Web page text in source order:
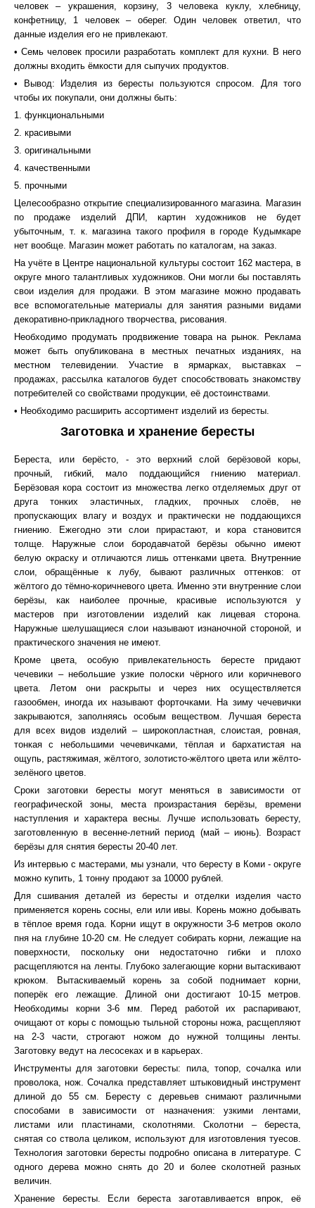
человек – украшения, корзину, 3 человека куклу, хлебницу,
конфетницу, 1 человек – оберег. Один человек ответил, что
данные изделия его не привлекают.
• Семь человек просили разработать комплект для кухни. В него
должны входить ёмкости для сыпучих продуктов.
• Вывод: Изделия из бересты пользуются спросом. Для того
чтобы их покупали, они должны быть:
1. функциональными
2. красивыми
3. оригинальными
4. качественными
5. прочными
Целесообразно открытие специализированного магазина. Магазин
по продаже изделий ДПИ, картин художников не будет
убыточным, т. к. магазина такого профиля в городе Кудымкаре
нет вообще. Магазин может работать по каталогам, на заказ.
На учёте в Центре национальной культуры состоит 162 мастера, в
округе много талантливых художников. Они могли бы поставлять
свои изделия для продажи. В этом магазине можно продавать
все вспомогательные материалы для занятия разными видами
декоративно-прикладного творчества, рисования.
Необходимо продумать продвижение товара на рынок. Реклама
может быть опубликована в местных печатных изданиях, на
местном телевидении. Участие в ярмарках, выставках –
продажах, рассылка каталогов будет способствовать знакомству
потребителей со свойствами продукции, её достоинствами.
• Необходимо расширить ассортимент изделий из бересты.
Заготовка и хранение бересты
Береста, или берёсто, - это верхний слой берёзовой коры,
прочный, гибкий, мало поддающийся гниению материал.
Берёзовая кора состоит из множества легко отделяемых друг от
друга тонких эластичных, гладких, прочных слоёв, не
пропускающих влагу и воздух и практически не поддающихся
гниению. Ежегодно эти слои прирастают, и кора становится
толще. Наружные слои бородавчатой берёзы обычно имеют
белую окраску и отличаются лишь оттенками цвета. Внутренние
слои, обращённые к лубу, бывают различных оттенков: от
жёлтого до тёмно-коричневого цвета. Именно эти внутренние слои
берёзы, как наиболее прочные, красивые используются у
мастеров при изготовлении изделий как лицевая сторона.
Наружные шелушащиеся слои называют изнаночной стороной, и
практического значения не имеют.
Кроме цвета, особую привлекательность бересте придают
чечевики – небольшие узкие полоски чёрного или коричневого
цвета. Летом они раскрыты и через них осуществляется
газообмен, иногда их называют форточками. На зиму чечевички
закрываются, заполняясь особым веществом. Лучшая береста
для всех видов изделий – широкопластная, слоистая, ровная,
тонкая с небольшими чечевичками, тёплая и бархатистая на
ощупь, растяжимая, жёлтого, золотисто-жёлтого цвета или жёлто-
зелёного цветов.
Сроки заготовки бересты могут меняться в зависимости от
географической зоны, места произрастания берёзы, времени
наступления и характера весны. Лучше использовать бересту,
заготовленную в весенне-летний период (май – июнь). Возраст
берёзы для снятия бересты 20-40 лет.
Из интервью с мастерами, мы узнали, что бересту в Коми - округе
можно купить, 1 тонну продают за 10000 рублей.
Для сшивания деталей из бересты и отделки изделия часто
применяется корень сосны, ели или ивы. Корень можно добывать
в тёплое время года. Корни ищут в окружности 3-6 метров около
пня на глубине 10-20 см. Не следует собирать корни, лежащие на
поверхности, поскольку они недостаточно гибки и плохо
расщепляются на ленты. Глубоко залегающие корни вытаскивают
крюком. Вытаскиваемый корень за собой поднимает корни,
поперёк его лежащие. Длиной они достигают 10-15 метров.
Необходимы корни 3-6 мм. Перед работой их распаривают,
очищают от коры с помощью тыльной стороны ножа, расщепляют
на 2-3 части, строгают ножом до нужной толщины ленты.
Заготовку ведут на лесосеках и в карьерах.
Инструменты для заготовки бересты: пила, топор, сочалка или
проволока, нож. Сочалка представляет штыковидный инструмент
длиной до 55 см. Бересту с деревьев снимают различными
способами в зависимости от назначения: узкими лентами,
листами или пластинами, сколотнями. Сколотни – береста,
снятая со ствола целиком, используют для изготовления туесов.
Технология заготовки бересты подробно описана в литературе. С
одного дерева можно снять до 20 и более сколотней разных
величин.
Хранение бересты. Если береста заготавливается впрок, её